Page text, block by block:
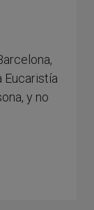
Eucaristía
y no